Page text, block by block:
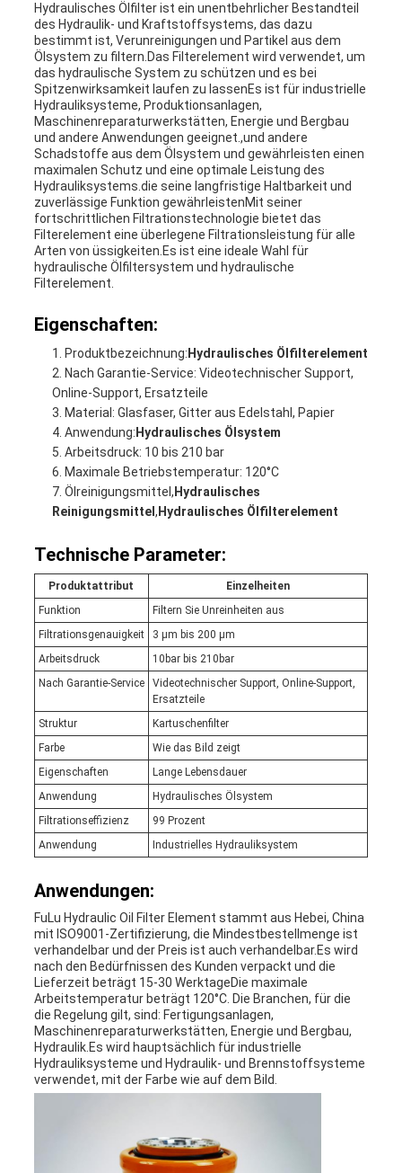
Hydraulisches Ölfilter ist ein unentbehrlicher Bestandteil
des Hydraulik- und Kraftstoffsystems, das dazu
bestimmt ist, Verunreinigungen und Partikel aus dem
Ölsystem zu filtern.Das Filterelement wird verwendet, um
das hydraulische System zu schützen und es bei
Spitzenwirksamkeit laufen zu lassenEs ist für industrielle
Hydrauliksysteme, Produktionsanlagen,
Maschinenreparaturwerkstätten, Energie und Bergbau
und andere Anwendungen geeignet.,und andere
Schadstoffe aus dem Ölsystem und gewährleisten einen
maximalen Schutz und eine optimale Leistung des
Hydrauliksystems.die seine langfristige Haltbarkeit und
zuverlässige Funktion gewährleistenMit seiner
fortschrittlichen Filtrationstechnologie bietet das
Filterelement eine überlegene Filtrationsleistung für alle
Arten von üssigkeiten.Es ist eine ideale Wahl für
hydraulische Ölfiltersystem und hydraulische
Filterelement.
Eigenschaften:
Produktbezeichnung: Hydraulisches Ölfilterelement
Nach Garantie-Service: Videotechnischer Support,
Online-Support, Ersatzteile
Material: Glasfaser, Gitter aus Edelstahl, Papier
Anwendung: Hydraulisches Ölsystem
Arbeitsdruck: 10 bis 210 bar
Maximale Betriebstemperatur: 120°C
Ölreinigungsmittel, Hydraulisches
Reinigungsmittel , Hydraulisches Ölfilterelement
Technische Parameter:
Produktattribut
Einzelheiten
Funktion
Filtern Sie Unreinheiten aus
Filtrationsgenauigkeit
3 μm bis 200 μm
Arbeitsdruck
10bar bis 210bar
Nach Garantie-Service
Videotechnischer Support, Online-Support,
Ersatzteile
Struktur
Kartuschenfilter
Farbe
Wie das Bild zeigt
Eigenschaften
Lange Lebensdauer
Anwendung
Hydraulisches Ölsystem
Filtrationseffizienz
99 Prozent
Anwendung
Industrielles Hydrauliksystem
Anwendungen:
FuLu Hydraulic Oil Filter Element stammt aus Hebei, China
mit ISO9001-Zertifizierung, die Mindestbestellmenge ist
verhandelbar und der Preis ist auch verhandelbar.Es wird
nach den Bedürfnissen des Kunden verpackt und die
Lieferzeit beträgt 15-30 WerktageDie maximale
Arbeitstemperatur beträgt 120°C. Die Branchen, für die
die Regelung gilt, sind: Fertigungsanlagen,
Maschinenreparaturwerkstätten, Energie und Bergbau,
Hydraulik.Es wird hauptsächlich für industrielle
Hydrauliksysteme und Hydraulik- und Brennstoffsysteme
verwendet, mit der Farbe wie auf dem Bild.